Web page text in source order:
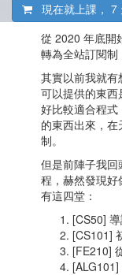
現在就上課， 7
從 2020 年底開
轉為全站訂閱制
其實以前我就
可以提供的東
好比較適合程
的東西出來，
制。
但是前陣子我
程，赫然發現
有這四堂：
[CS50]
[CS101]
[FE210]